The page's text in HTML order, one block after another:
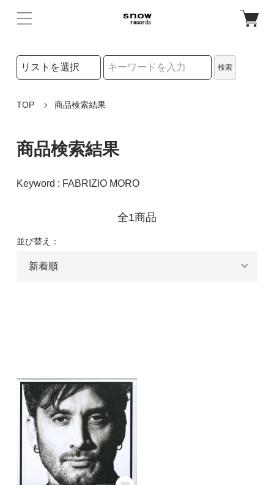
検索リストの選択
検索
TOP 商品検索結果
商品検索結果
Keyword : FABRIZIO MORO
全1商品
並び替え：